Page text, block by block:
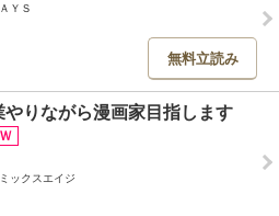
ＹＳ
無料立読み
りながら漫画家目指します
ックスエイジ